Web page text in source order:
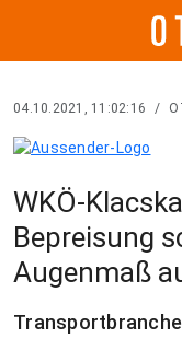
04.10.2021, 11:02:16 /
WKÖ-
Bepreisung
Augenmaß